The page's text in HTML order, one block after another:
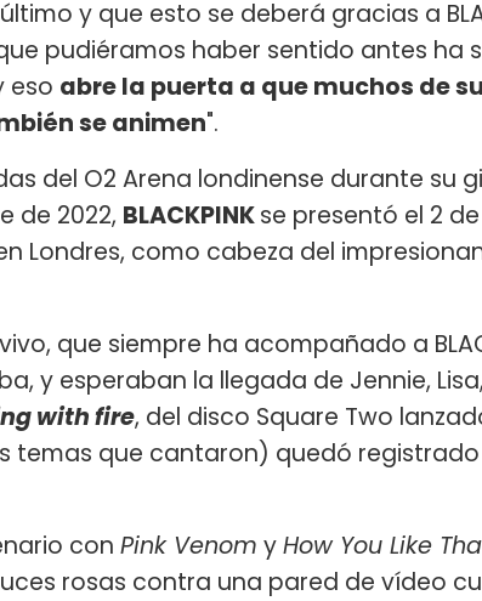
y que esto se deberá gracias a
pudiéramos haber sentido antes ha
eso abre la puerta a que muchos de
se animen".
del O2 Arena londinense durante su
de 2022, BLACKPINKse presentó el 2
Londres, como cabeza del
que siempre ha acompañado a
y esperaban la llegada de Jennie,
with fire, del disco Square Two
temas que cantaron) quedó
con Pink Venom yHow You Like
rosas contra una pared de vídeo